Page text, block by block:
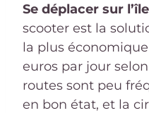
Se déplacer sur l’île
scooter est la
la plus
euros par jour
routes sont peu
en bon état, et la